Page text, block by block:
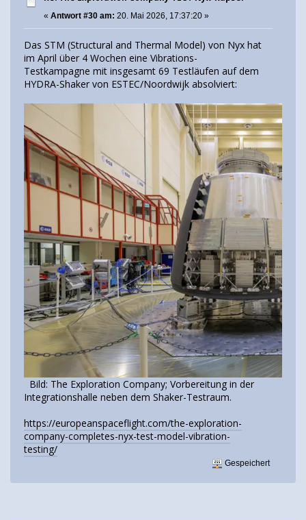
« Antwort #30 am: 20. Mai 2026, 17:37:20 »
Das STM (Structural and Thermal Model) von Nyx hat
im April über 4 Wochen eine Vibrations-
Testkampagne mit insgesamt 69 Testläufen auf dem
HYDRA-Shaker von ESTEC/Noordwijk absolviert:
Bild: The Exploration Company; Vorbereitung in der
Integrationshalle neben dem Shaker-Testraum.
https://europeanspaceflight.com/the-exploration-
company-completes-nyx-test-model-vibration-
testing/
Gespeichert